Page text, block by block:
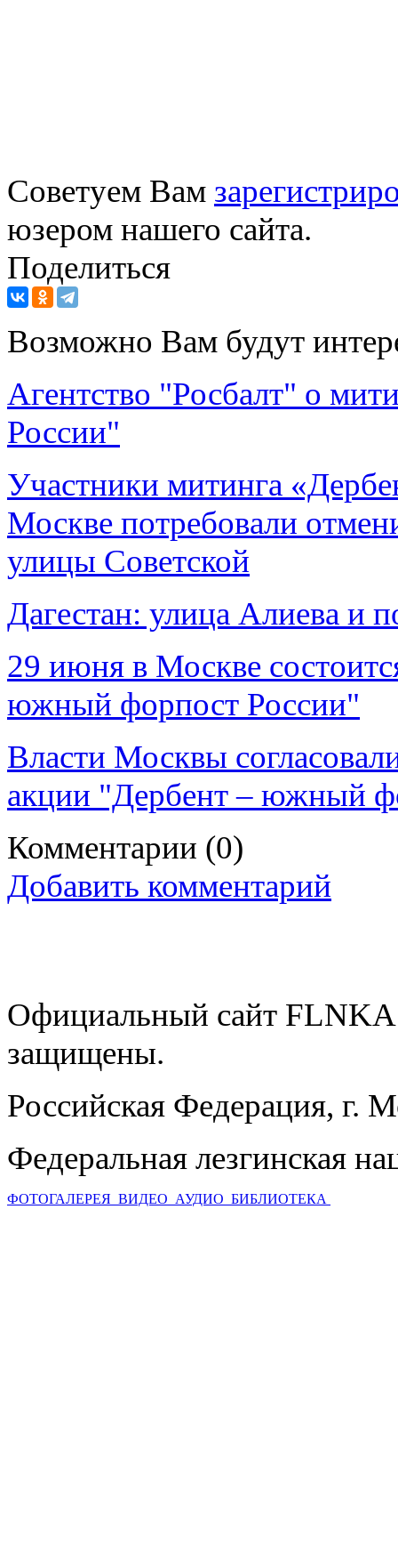
Советуем Вам
юзером нашего сайта.
Поделиться
Возможно Вам будут
Агентство "Росбалт" о
России"
Участники митинга
Москве потребовали
улицы Советской
Дагестан: улица Алиева и
29 июня в Москве
южный форпост России"
Власти Москвы
акции "Дербент – южный
Комментарии (0)
Добавить комментарий
Официальный сайт
защищены.
Российская Федерация, г.
Федеральная лезгинская
ФОТОГАЛЕРЕЯ ВИДЕО АУДИО БИБЛИОТЕКА